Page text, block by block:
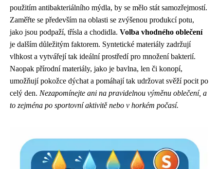
použitím antibakteriálního mýdla, by se mělo stát samozřejmostí.
Zaměřte se především na oblasti se zvýšenou produkcí potu,
jako jsou podpaží, třísla a chodidla. Volba vhodného oblečení
je dalším důležitým faktorem. Syntetické materiály zadržují
vlhkost a vytvářejí tak ideální prostředí pro množení bakterií.
Naopak přírodní materiály, jako je bavlna, len či konopí,
umožňují pokožce dýchat a pomáhají tak udržovat svěží pocit po
celý den. Nezapomínejte ani na pravidelnou výměnu oblečení, a
to zejména po sportovní aktivitě nebo v horkém počasí.